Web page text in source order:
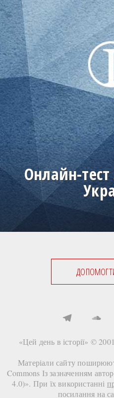
Онлайн-тест
«Цей день в історії» ©
Матеріали сайту
Commons Із зазначенням
4.0)». При їх використанні
посилання на